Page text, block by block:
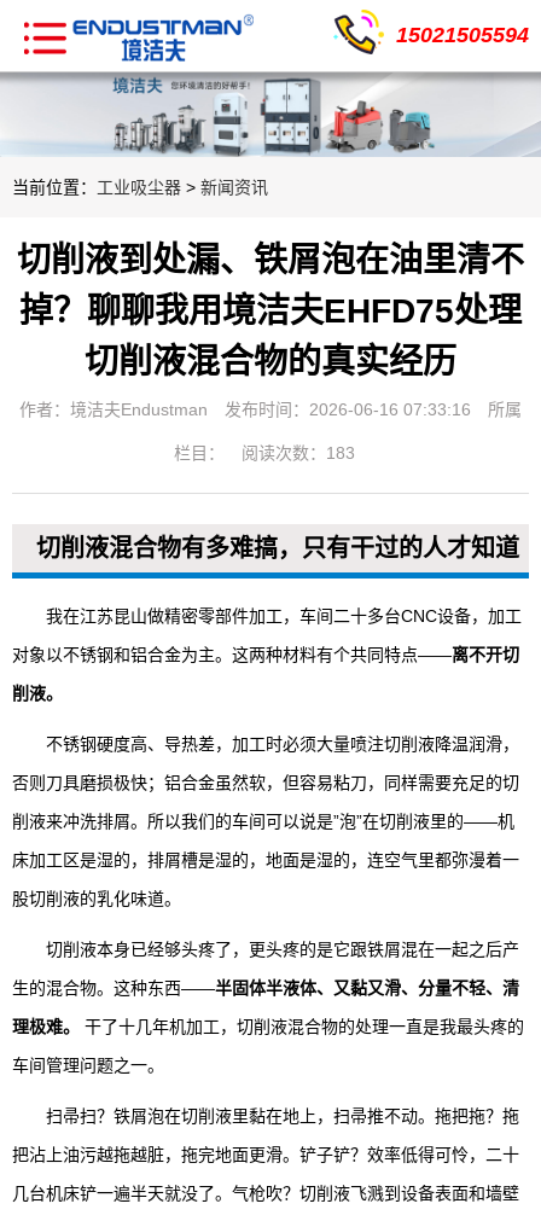
15021505594
当前位置： 工业吸尘器 > 新闻资讯
切削液到处漏、铁屑泡在油里清不
掉？聊聊我用境洁夫EHFD75处理
切削液混合物的真实经历
作者：境洁夫Endustman 发布时间：2026-06-16 07:33:16 所属
栏目： 阅读次数：183
切削液混合物有多难搞，只有干过的人才知道
我在江苏昆山做精密零部件加工，车间二十多台CNC设备，加工
对象以不锈钢和铝合金为主。这两种材料有个共同特点——离不开切
削液。
不锈钢硬度高、导热差，加工时必须大量喷注切削液降温润滑，
否则刀具磨损极快；铝合金虽然软，但容易粘刀，同样需要充足的切
削液来冲洗排屑。所以我们的车间可以说是”泡”在切削液里的——机
床加工区是湿的，排屑槽是湿的，地面是湿的，连空气里都弥漫着一
股切削液的乳化味道。
切削液本身已经够头疼了，更头疼的是它跟铁屑混在一起之后产
生的混合物。这种东西——半固体半液体、又黏又滑、分量不轻、清
理极难。
干了十几年机加工，切削液混合物的处理一直是我最头疼的
车间管理问题之一。
扫帚扫？铁屑泡在切削液里黏在地上，扫帚推不动。拖把拖？拖
把沾上油污越拖越脏，拖完地面更滑。铲子铲？效率低得可怜，二十
几台机床铲一遍半天就没了。气枪吹？切削液飞溅到设备表面和墙壁